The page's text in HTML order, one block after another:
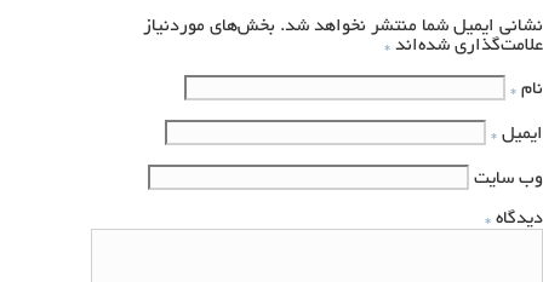
نشانی ایمیل شما منتشر نخواهد شد. بخش‌های موردنیاز
علامت‌گذاری شده‌اند *
نام *
ایمیل *
وب‌ سایت
دیدگاه *